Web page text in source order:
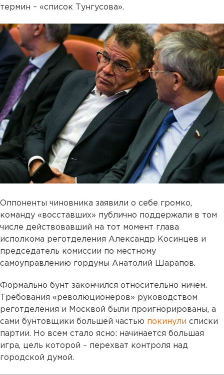
термин – «список Тунгусова».
Оппоненты чиновника заявили о себе громко,
команду «восставших» публично поддержали в том
числе действовавший на тот момент глава
исполкома реготделения Александр Косинцев и
председатель комиссии по местному
самоуправлению гордумы Анатолий Шарапов.
Формально бунт закончился относительно ничем.
Требования «революционеров» руководством
реготделения и Москвой были проигнорированы, а
сами бунтовщики большей частью покинули списки
партии. Но всем стало ясно: начинается большая
игра, цель которой – перехват контроля над
городской думой.